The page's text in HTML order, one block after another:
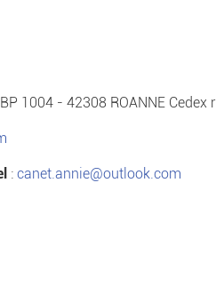
1004 - 42308 ROANNE Cedex r
: canet.annie@outlook.com